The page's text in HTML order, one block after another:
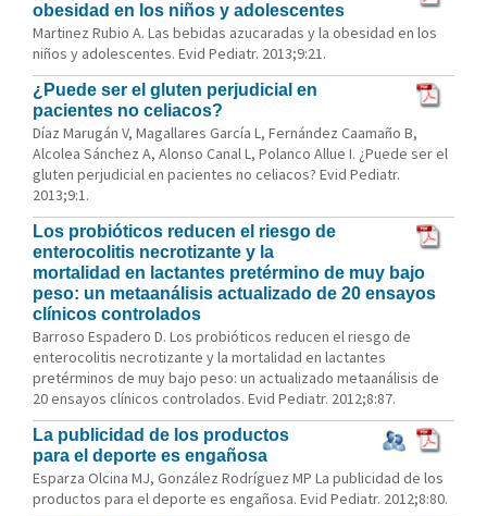
obesidad en los niños y adolescentes
Martinez Rubio A. Las bebidas azucaradas y la obesidad en los
niños y adolescentes. Evid Pediatr. 2013;9:21.
¿Puede ser el gluten perjudicial en
pacientes no celiacos?
Díaz Marugán V, Magallares García L, Fernández Caamaño B,
Alcolea Sánchez A, Alonso Canal L, Polanco Allue I. ¿Puede ser el
gluten perjudicial en pacientes no celiacos? Evid Pediatr.
2013;9:1.
Los probióticos reducen el riesgo de
enterocolitis necrotizante y la
mortalidad en lactantes pretérmino de muy bajo
peso: un metaanálisis actualizado de 20 ensayos
clínicos controlados
Barroso Espadero D. Los probióticos reducen el riesgo de
enterocolitis necrotizante y la mortalidad en lactantes
pretérminos de muy bajo peso: un actualizado metaanálisis de
20 ensayos clínicos controlados. Evid Pediatr. 2012;8:87.
La publicidad de los productos
para el deporte es engañosa
Esparza Olcina MJ, González Rodríguez MP La publicidad de los
productos para el deporte es engañosa. Evid Pediatr. 2012;8:80.